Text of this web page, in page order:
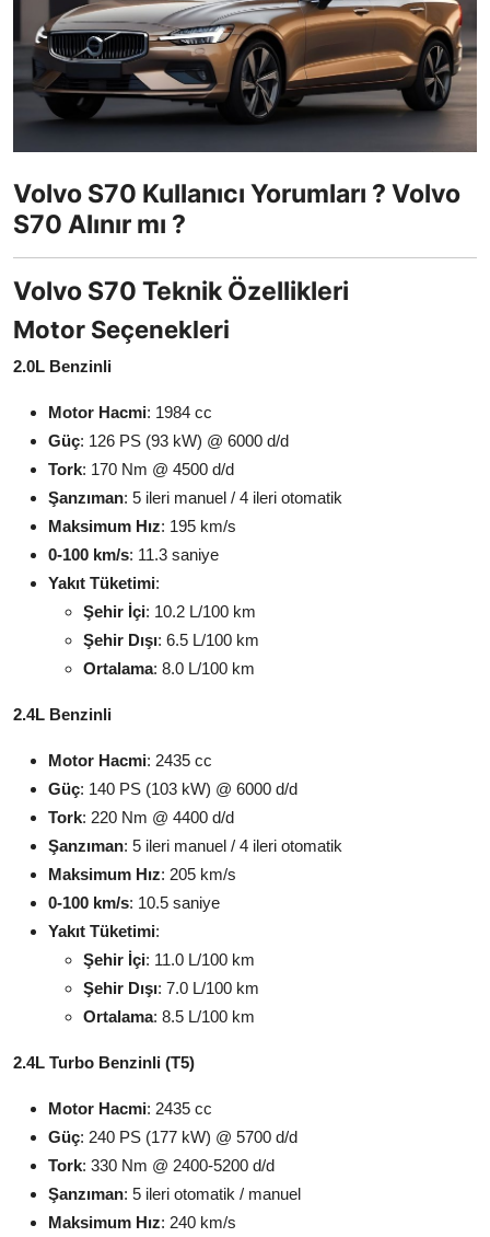
İkinci El & Ekspertiz
Muayene & Emisyon
Trafik Cezaları & Mevzuat
Sigorta & Kasko
Volvo S70 Kullanıcı Yorumları ? Volvo
S70 Alınır mı ?
Volvo S70 Teknik Özellikleri
Motor Seçenekleri
2.0L Benzinli
Motor Hacmi: 1984 cc
Güç: 126 PS (93 kW) @ 6000 d/d
Tork: 170 Nm @ 4500 d/d
Şanzıman: 5 ileri manuel / 4 ileri otomatik
Maksimum Hız: 195 km/s
0-100 km/s: 11.3 saniye
Yakıt Tüketimi:
Şehir İçi: 10.2 L/100 km
Şehir Dışı: 6.5 L/100 km
Ortalama: 8.0 L/100 km
2.4L Benzinli
Motor Hacmi: 2435 cc
Güç: 140 PS (103 kW) @ 6000 d/d
Tork: 220 Nm @ 4400 d/d
Şanzıman: 5 ileri manuel / 4 ileri otomatik
Maksimum Hız: 205 km/s
0-100 km/s: 10.5 saniye
Yakıt Tüketimi:
Şehir İçi: 11.0 L/100 km
Şehir Dışı: 7.0 L/100 km
Ortalama: 8.5 L/100 km
2.4L Turbo Benzinli (T5)
Motor Hacmi: 2435 cc
Güç: 240 PS (177 kW) @ 5700 d/d
Tork: 330 Nm @ 2400-5200 d/d
Şanzıman: 5 ileri otomatik / manuel
Maksimum Hız: 240 km/s